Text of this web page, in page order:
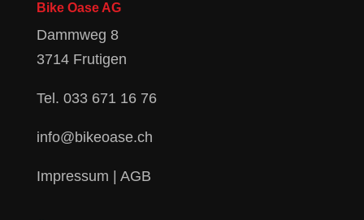
Bike Oase AG
Dammweg 8
3714 Frutigen
Tel. 033 671 16 76
info@bikeoase.ch
Impressum AGB